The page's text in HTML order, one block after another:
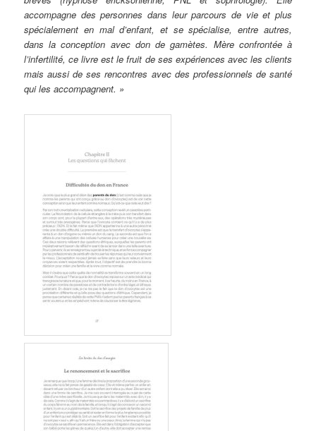
accompagne des personnes dans leur parcours de vie et plus
spécialement en mal d’enfant, et se spécialise, entre autres,
dans la conception avec don de gamètes. Mère confrontée à
l’infertilité, ce livre est le fruit de ses expériences avec les clients
mais aussi de ses rencontres avec des professionnels de santé
qui les accompagnent. »